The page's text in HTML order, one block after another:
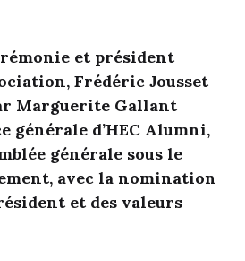
et président
Frédéric Jousset
Marguerite Gallant
générale d’HEC Alumni,
générale sous le
avec la nomination
et des valeurs